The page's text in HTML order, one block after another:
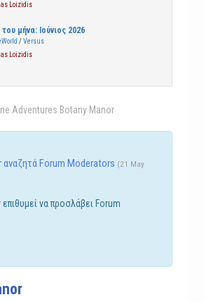
Loizidis
του μήνα: Ιούνιος 2026
/Versus
Loizidis
Adventures Botany Manor
αναζητά Forum Moderators (21 May
να προσλάβει Forum